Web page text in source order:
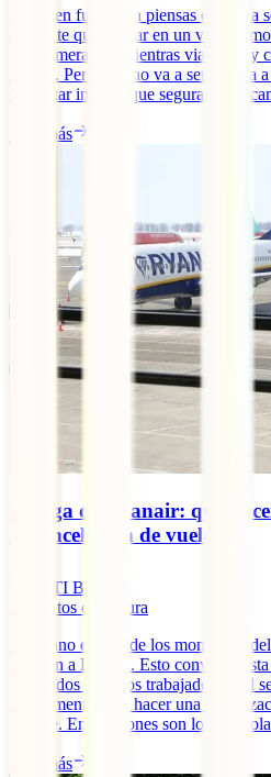
Viajar en furgoneta piensas que va a
diferente que probar en un viaje
por primera vez mientras viajamos y
ilusión. Pero esto no va a ser así. Va
despertar interior que seguramente
Leer más
Huelga de Ryanair: qué
la cancelación de vuelos
IATI Blog
minutos de lectura
El verano es uno de los momentos
y llegan a España. Esto convierte
para todos aquellos trabajadores del
un momento para hacer una
posible. En ocasiones son los
Leer más